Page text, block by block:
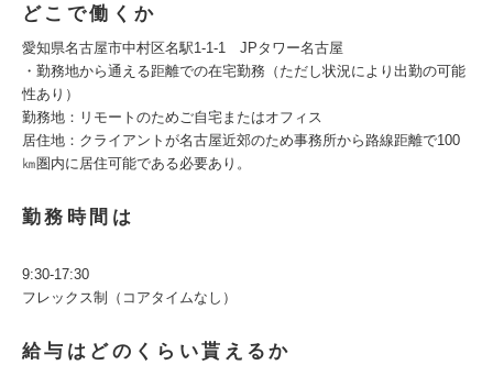
どこで働くか
愛知県名古屋市中村区名駅1-1-1 JPタワー名古屋
・勤務地から通える距離での在宅勤務（ただし状況により出勤の可能
性あり）
勤務地：リモートのためご自宅またはオフィス
居住地：クライアントが名古屋近郊のため事務所から路線距離で100
㎞圏内に居住可能である必要あり。
勤務時間は
9:30-17:30
フレックス制（コアタイムなし）
給与はどのくらい貰えるか